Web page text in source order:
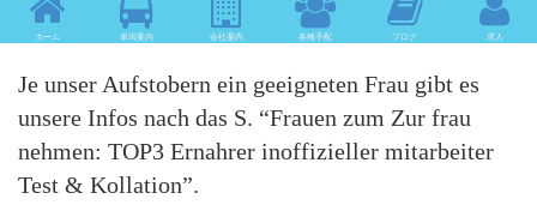
ホーム 車両案内 会社案内 各種手配 ブログ 求人
Je unser Aufstobern ein geeigneten Frau gibt es
unsere Infos nach das S. “Frauen zum Zur frau
nehmen: TOP3 Ernahrer inoffizieller mitarbeiter
Test & Kollation”.